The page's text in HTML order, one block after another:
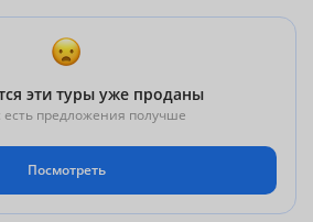
76 г.Петропавловск, ул.Жамбыла
эти туры уже проданы
есть предложения получше
Посмотреть